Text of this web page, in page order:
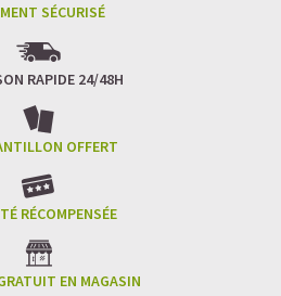
SÉCURISÉ
RAPIDE 24/48H
OFFERT
RÉCOMPENSÉE
EN MAGASIN